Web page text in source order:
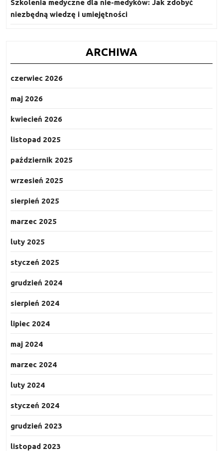
Szkolenia medyczne dla nie-medyków: Jak zdobyć
niezbędną wiedzę i umiejętności
ARCHIWA
czerwiec 2026
maj 2026
kwiecień 2026
listopad 2025
październik 2025
wrzesień 2025
sierpień 2025
marzec 2025
luty 2025
styczeń 2025
grudzień 2024
sierpień 2024
lipiec 2024
maj 2024
marzec 2024
luty 2024
styczeń 2024
grudzień 2023
listopad 2023